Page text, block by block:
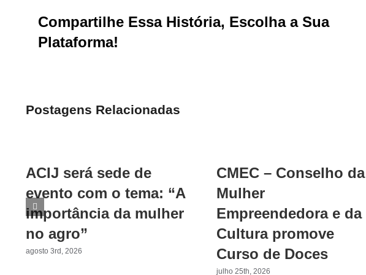
Compartilhe Essa História, Escolha a Sua
Plataforma!
Postagens Relacionadas
ACIJ será sede de
evento com o tema: “A
importância da mulher
no agro”
agosto 3rd, 2026
CMEC – Conselho da
Mulher
Empreendedora e da
Cultura promove
Curso de Doces
julho 25th, 2026